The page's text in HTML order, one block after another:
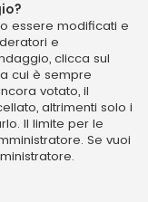
essere modificati e
e
clicca sul
cui è sempre
votato, il
altrimenti solo i
Il limite per le
Se vuoi